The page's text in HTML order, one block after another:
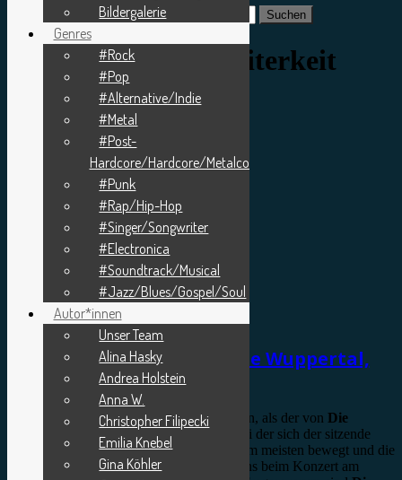
Suchen
nach:
Schlagwort: Die Heiterkeit
Konzertbericht
Die Heiterkeit, die börse Wuppertal,
24.01.2018
Kaum ein Bandname könnte ironischer sein, als der von Die
. Selten sieht man eine Band, bei der sich der sitzende
Schlagzeuger von allen Bandmitgliedern am meisten bewegt und die
meisten Emotionen zeigt. So stellten wir uns beim Konzert am
Bildergalerie
Genres
#Rock
#Pop
#Alternative/Indie
#Metal
#Post-
Hardcore/Hardcore/Metalcore
#Punk
#Rap/Hip-Hop
#Singer/Songwriter
#Electronica
#Soundtrack/Musical
#Jazz/Blues/Gospel/Soul
Autor*innen
Unser Team
Alina Hasky
Andrea Holstein
Anna W.
Christopher Filipecki
Emilia Knebel
Gina Köhler